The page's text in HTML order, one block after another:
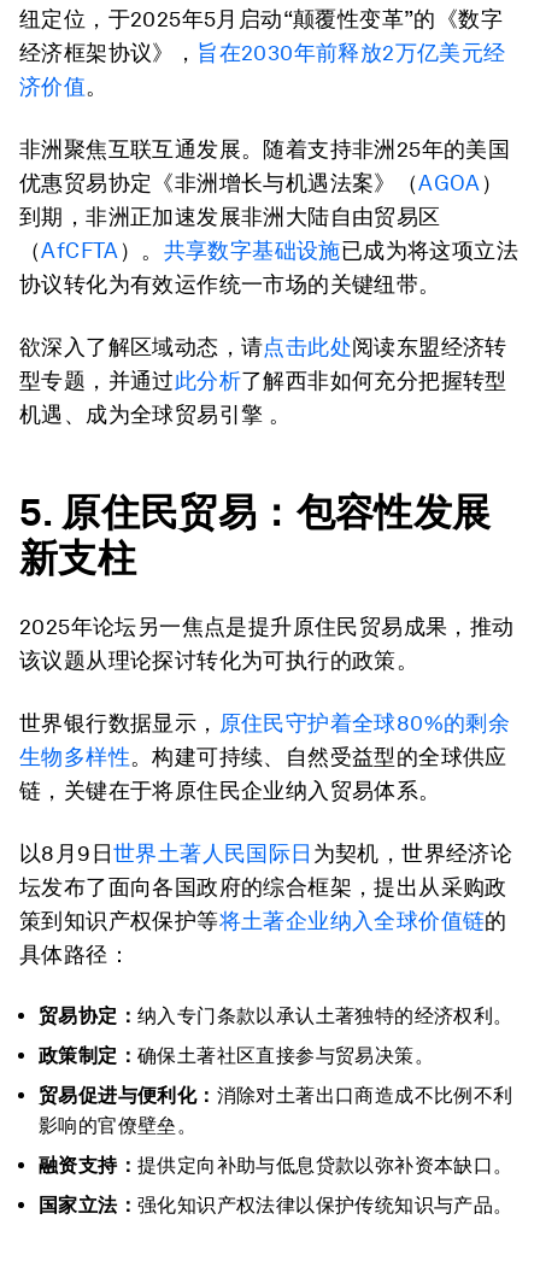
纽定位，于2025年5月启动“颠覆性变革”的《数字
经济框架协议》， 旨在2030年前释放2万亿美元经
济价值。
非洲聚焦互联互通发展。随着支持非洲25年的美国
优惠贸易协定《非洲增长与机遇法案》（AGOA ）
到期，非洲正加速发展非洲大陆自由贸易区
（AfCFTA ）。 共享数字基础设施已成为将这项立法
协议转化为有效运作统一市场的关键纽带。
欲深入了解区域动态，请点击此处阅读东盟经济转
型专题，并通过此分析了解西非如何充分把握转型
机遇、成为全球贸易引擎 。
5. 原住民贸易：包容性发展
新支柱
2025年论坛另一焦点是提升原住民贸易成果，推动
该议题从理论探讨转化为可执行的政策。
世界银行数据显示， 原住民守护着全球80%的剩余
生物多样性。构建可持续、自然受益型的全球供应
链，关键在于将原住民企业纳入贸易体系。
以8月9日世界土著人民国际日 为契机，世界经济论
坛发布了面向各国政府的综合框架，提出从采购政
策到知识产权保护等将土著企业纳入全球价值链的
具体路径：
贸易协定： 纳入专门条款以承认土著独特的经济权利。
政策制定： 确保土著社区直接参与贸易决策。
贸易促进与便利化： 消除对土著出口商造成不比例不利
影响的官僚壁垒。
融资支持： 提供定向补助与低息贷款以弥补资本缺口。
国家立法： 强化知识产权法律以保护传统知识与产品。